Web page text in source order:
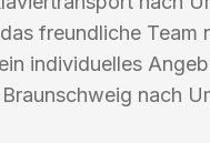
freundliche Team
individuelles
nach